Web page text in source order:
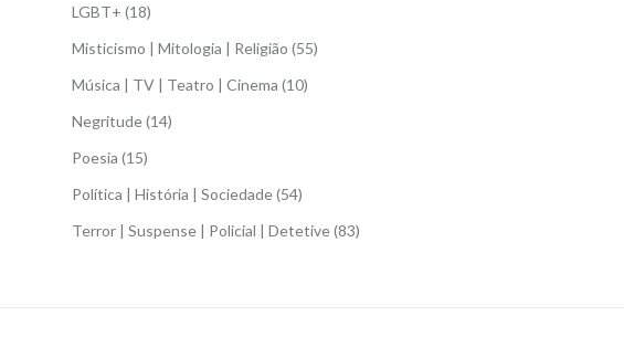
LGBT+ (18)
Misticismo | Mitologia | Religião (55)
Música | TV | Teatro | Cinema (10)
Negritude(14)
Poesia (15)
Política | História | Sociedade(54)
Terror | Suspense | Policial | Detetive(83)